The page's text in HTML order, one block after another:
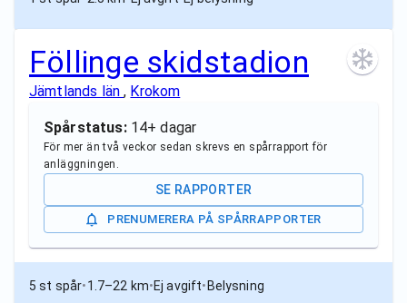
Föllinge skidstadion
Jämtlands län, Krokom
Spårstatus: 14+ dagar
För mer än två veckor sedan skrevs en spårrapport för
anläggningen.
SE RAPPORTER
PRENUMERERA PÅ SPÅRRAPPORTER
5 st spår•1.7–22 km•Ej avgift• Belysning